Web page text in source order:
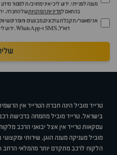
מענה לפנייתי. ידוע לי כי איני מחויב/ת למסור
בהתאם למדיניות הפרטיותשל החברה.
אני מאשר/ת קבלת עדכונים, מבצעים וחומרים
דוא״ל, SMS ו-WhatsApp. ידוע לי כי באפשרותי לבטל הסכמה זו בכל עת.
טרייד מוביל הינה חברת הטרייד אין
בישראל. טרייד מוביל מתמחה ברכישת
עסקאות טרייד אין אצל יבואני הרכב
מוביל מעניקה מענה הוגן, שירותי
הלקוח לרכב מתקדם יותר מהמלאי הרחב